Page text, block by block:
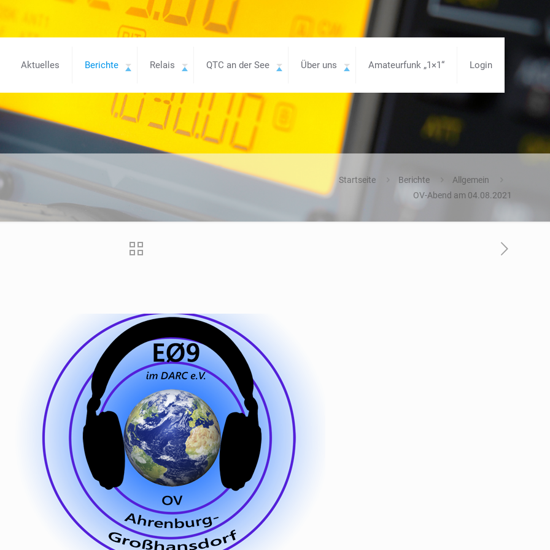
Aktuelles Berichte Relais QTC an der See Über uns Amateurfunk „1×1“ Login
Startseite Berichte
Allgemein
OV-Abend am 04.08.2021